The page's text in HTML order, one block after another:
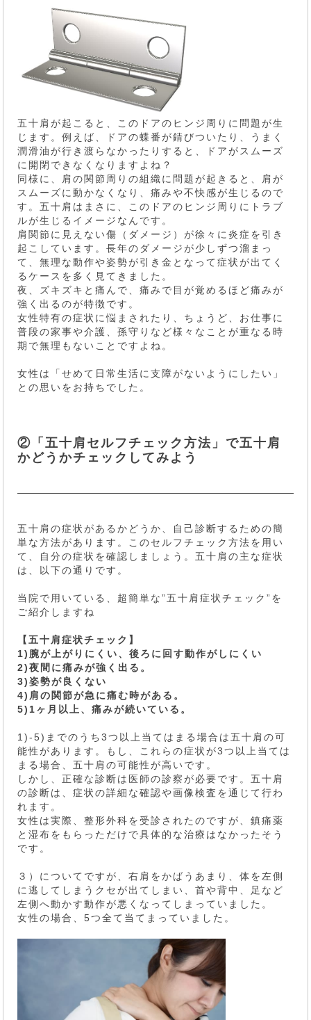
五十肩が起こると、このドアのヒンジ周りに問題が生
じます。例えば、ドアの蝶番が錆びついたり、うまく
潤滑油が行き渡らなかったりすると、ドアがスムーズ
に開閉できなくなりますよね？
同様に、肩の関節周りの組織に問題が起きると、肩が
スムーズに動かなくなり、痛みや不快感が生じるので
す。五十肩はまさに、このドアのヒンジ周りにトラブ
ルが生じるイメージなんです。
肩関節に見えない傷（ダメージ）が徐々に炎症を引き
起こしています。長年のダメージが少しずつ溜まっ
て、無理な動作や姿勢が引き金となって症状が出てく
るケースを多く見てきました。
夜、ズキズキと痛んで、痛みで目が覚めるほど痛みが
強く出るのが特徴です。
女性特有の症状に悩まされたり、ちょうど、お仕事に
普段の家事や介護、孫守りなど様々なことが重なる時
期で無理もないことですよね。
女性は「せめて日常生活に支障がないようにしたい」
との思いをお持ちでした。
②「五十肩セルフチェック方法」で五十肩
かどうかチェックしてみよう
五十肩の症状があるかどうか、自己診断するための簡
単な方法があります。このセルフチェック方法を用い
て、自分の症状を確認しましょう。五十肩の主な症状
は、以下の通りです。
当院で用いている、超簡単な”五十肩症状チェック”を
ご紹介しますね
【五十肩症状チェック】
1)腕が上がりにくい、後ろに回す動作がしにくい
2)夜間に痛みが強く出る。
3)姿勢が良くない
4)肩の関節が急に痛む時がある。
5)1ヶ月以上、痛みが続いている。
1)-5)までのうち3つ以上当てはまる場合は五十肩の可
能性があります。もし、これらの症状が3つ以上当ては
まる場合、五十肩の可能性が高いです。
しかし、正確な診断は医師の診察が必要です。五十肩
の診断は、症状の詳細な確認や画像検査を通じて行わ
れます。
女性は実際、整形外科を受診されたのですが、鎮痛薬
と湿布をもらっただけで具体的な治療はなかったそう
です。
３）についてですが、右肩をかばうあまり、体を左側
に逃してしまうクセが出てしまい、首や背中、足など
左側へ動かす動作が悪くなってしまっていました。
女性の場合、5つ全て当てまっていました。